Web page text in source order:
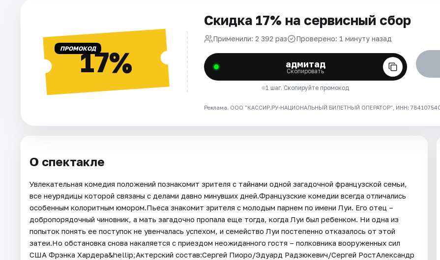
ПРОМОКОД17%
Скидка 17% на сервисный сбор
Применили: 2 392 раз Проверено: 1 минуту назад
адмитад
Скопировать
1 шаг. Скопируйте промокод
Реклама. ООО "КАССИР.РУ-НАЦИОНАЛЬНЫЙ БИЛЕТНЫЙ ОПЕРАТОР", ИНН: 7841075409
О спектакле
Увлекательная комедия положений познакомит зрителя с тайнами одной загадочной французской семьи,
все неурядицы которой связаны с делами давно минувших дней.Французские комедии всегда отличались
особенным колоритным юмором.Пьеса знакомит зрителя с молодым парнем по имени Луи. Его отец –
добропорядочный чиновник, а мать загадочно пропала еще тогда, когда Луи был ребенком. Ни одна из
попыток понять ее поступок не увенчалась успехом, и семейство Луи постепенно отказалось от этой
затеи.Но обстановка снова накаляется с приездом неожиданного гостя – полковника вооруженных сил
США Фрэнка Хардера&hellip;Актерский состав:Сергей Пиоро/Эдуард Радзюкевич/Сергей РостАлександр